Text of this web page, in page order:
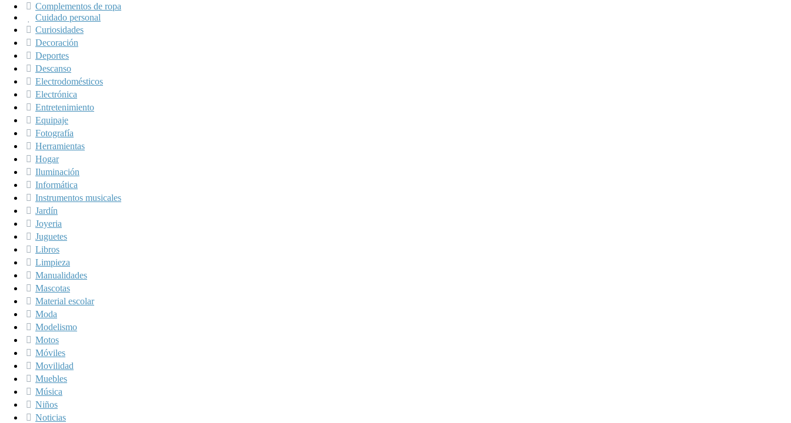
Complementos de ropa
Cuidado personal
Curiosidades
Decoración
Deportes
Descanso
Electrodomésticos
Electrónica
Entretenimiento
Equipaje
Fotografía
Herramientas
Hogar
Iluminación
Informática
Instrumentos musicales
Jardín
Joyeria
Juguetes
Libros
Limpieza
Manualidades
Mascotas
Material escolar
Moda
Modelismo
Motos
Móviles
Movilidad
Muebles
Música
Niños
Noticias